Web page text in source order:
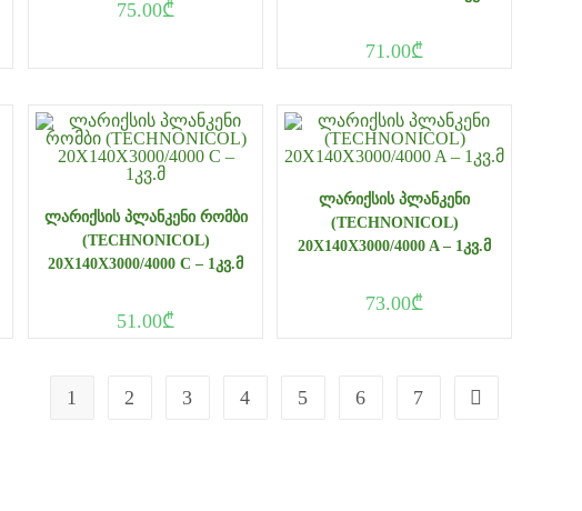
75.00₾
71.00₾
ᲚᲐᲠᲘᲥᲡᲘᲡ ᲞᲚᲐᲜᲙᲔᲜᲘ ᲠᲝᲛᲑᲘ
(TECHNONICOL)
20X140X3000/4000 C – 1ᲙᲕ.Მ
51.00₾
ᲚᲐᲠᲘᲥᲡᲘᲡ ᲞᲚᲐᲜᲙᲔᲜᲘ
(TECHNONICOL)
20X140X3000/4000 A – 1ᲙᲕ.Მ
73.00₾
1 2 3 4 5 6 7